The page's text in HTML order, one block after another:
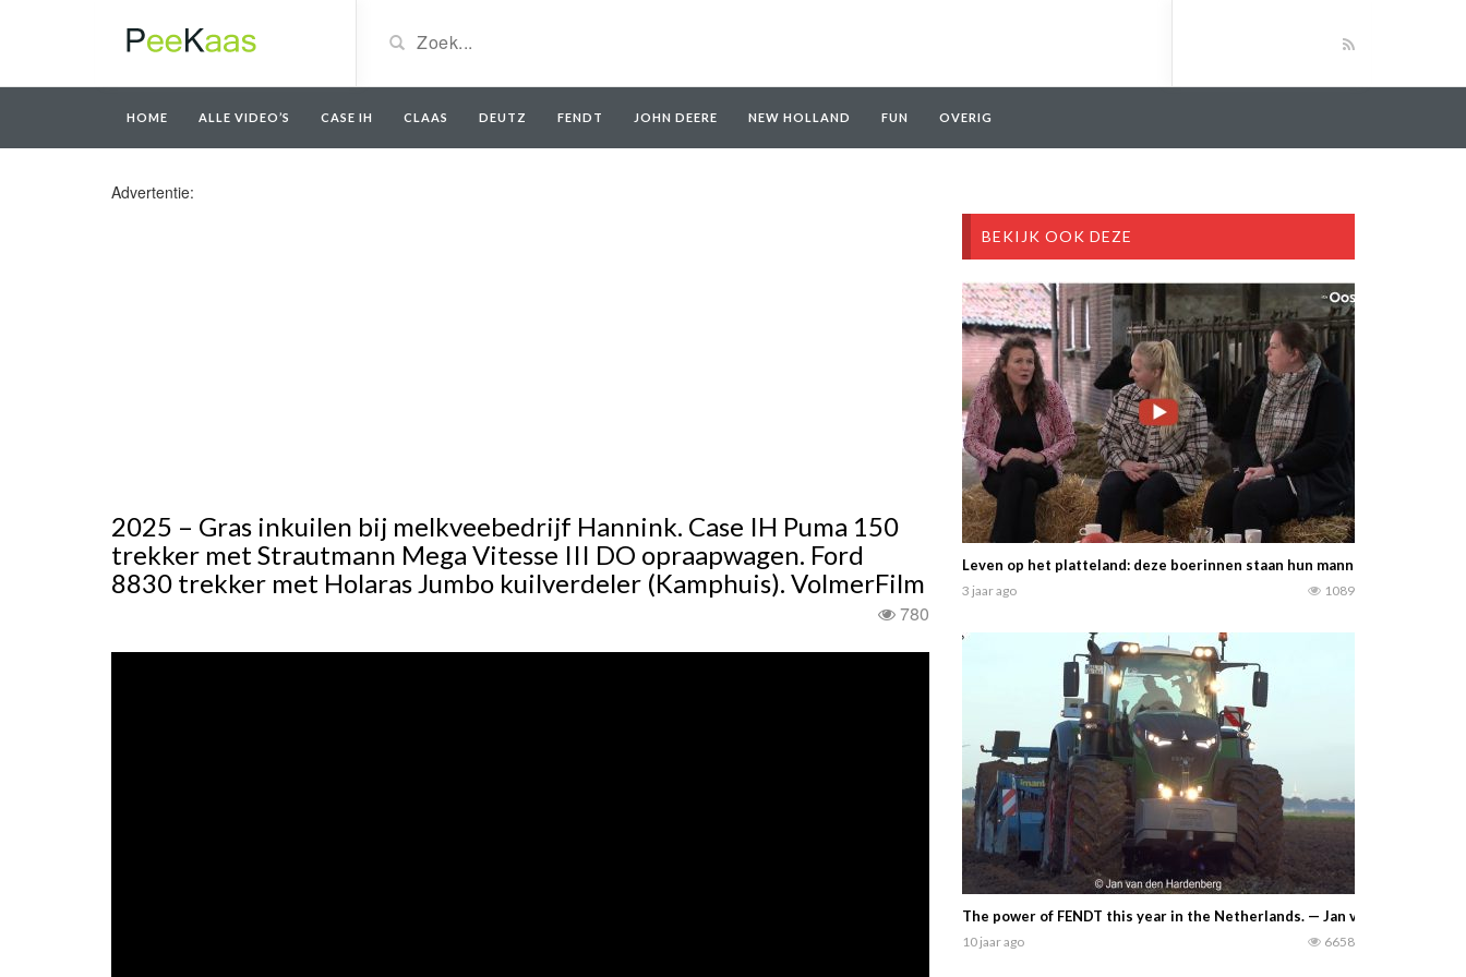
HOME ALLE VIDEO’S CASE IH CLAAS DEUTZ FENDT JOHN DEERE NEW HOLLAND FUN OVERIG
Advertentie:
2025 – Gras inkuilen bij melkveebedrijf Hannink. Case IH Puma 150
trekker met Strautmann Mega Vitesse III DO opraapwagen. Ford
8830 trekker met Holaras Jumbo kuilverdeler (Kamphuis). VolmerFilm
780
BEKIJK OOK DEZE
Leven op het platteland: deze boerinnen staan hun mannetje – RTV
3 jaar ago 1089
The power of FENDT this year in the Netherlands. — Jan van den
10 jaar ago 6658